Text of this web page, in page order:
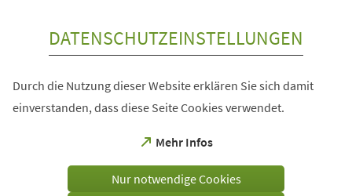
DATENSCHUTZEINSTELLUNGEN
Durch die Nutzung dieser Website erklären Sie sich damit
einverstanden, dass diese Seite Cookies verwendet.
Mehr Infos
(Öffnet
einem
Nur notwendige Cookies